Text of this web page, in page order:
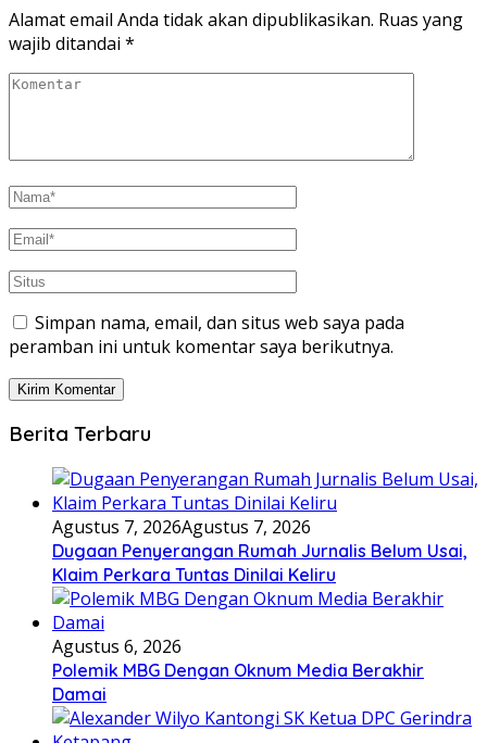
Alamat email Anda tidak akan dipublikasikan. Ruas yang
wajib ditandai *
Simpan nama, email, dan situs web saya pada
peramban ini untuk komentar saya berikutnya.
Berita Terbaru
Agustus 7, 2026Agustus 7, 2026
Dugaan Penyerangan Rumah Jurnalis Belum Usai,
Klaim Perkara Tuntas Dinilai Keliru
Agustus 6, 2026
Polemik MBG Dengan Oknum Media Berakhir
Damai